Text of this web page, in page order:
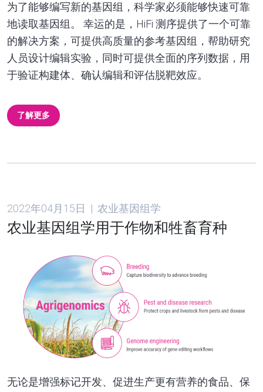
为了能够编写新的基因组，科学家必须能够快速可靠
地读取基因组。 幸运的是，HiFi 测序提供了一个可靠
的解决方案，可提供高质量的参考基因组，帮助研究
人员设计编辑实验，同时可提供全面的序列数据，用
于验证构建体、确认编辑和评估脱靶效应。
了解更多
2022年04月15日 | 农业基因组学
农业基因组学用于作物和牲畜育种
无论是增强标记开发、促进生产更有营养的食品、保